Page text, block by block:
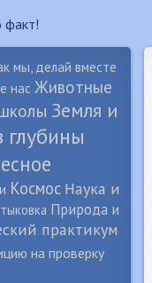
мы, делай вместе
нас Животные
Земля и
глубины
Космос Наука и
Природа и
практикум
на проверку